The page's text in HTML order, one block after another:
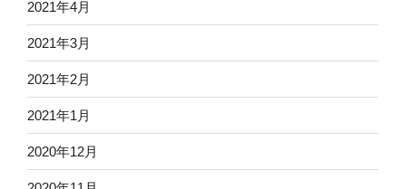
2021年4月
2021年3月
2021年2月
2021年1月
2020年12月